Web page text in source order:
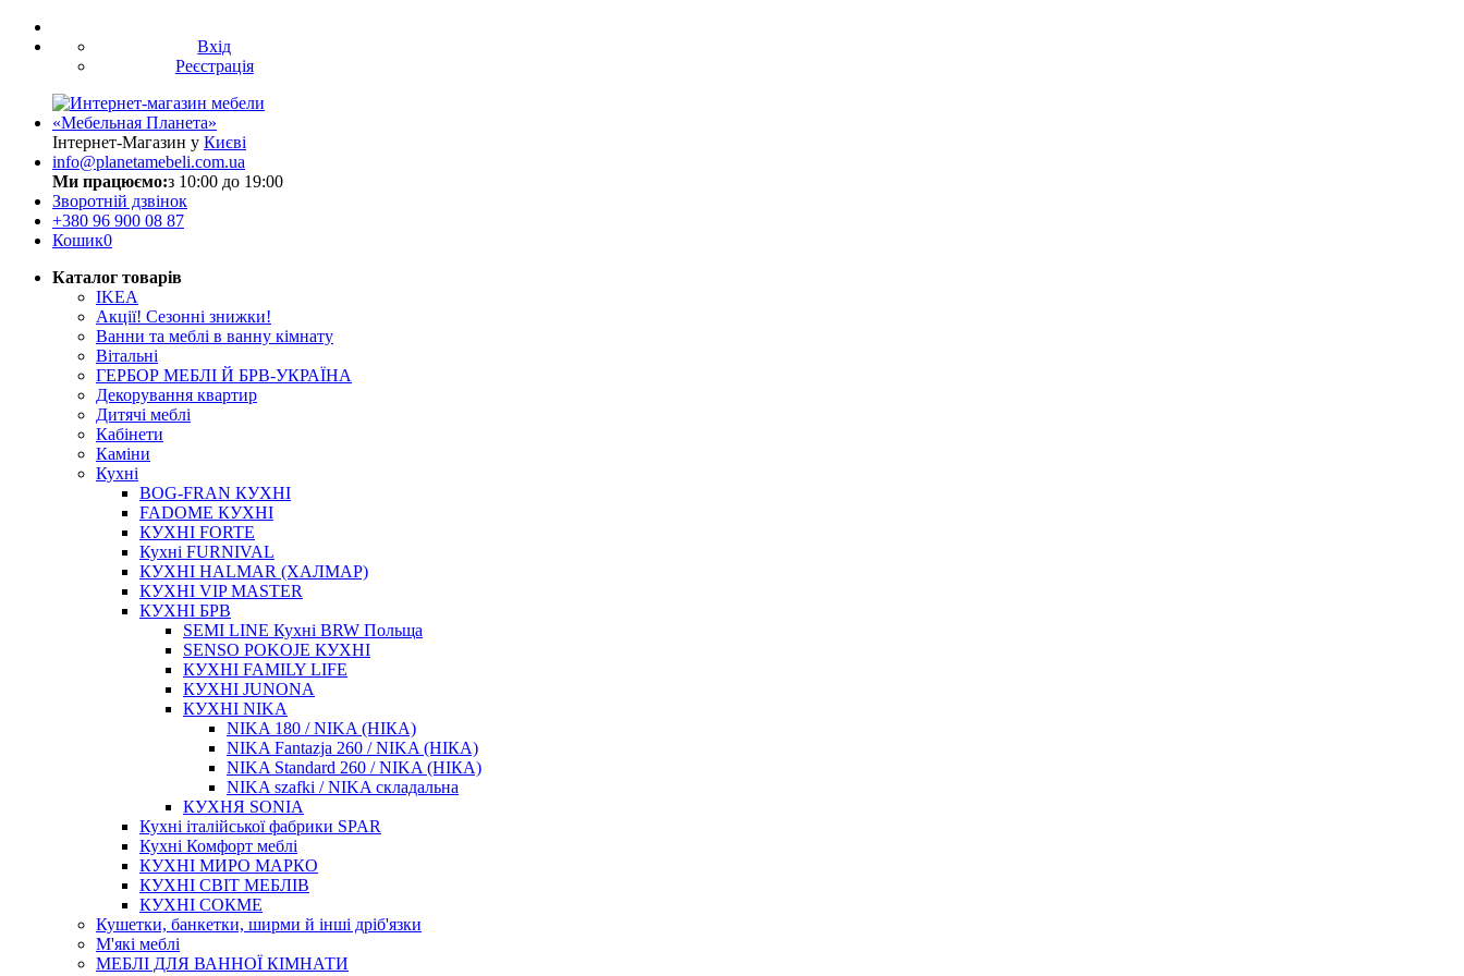
Вхід
Реєстрація
Інтернет-Магазин у Києві
info@planetamebeli.com.ua
Ми працюємо:з 10:00 до 19:00
Зворотній дзвінок
+380 96 900 08 87
Кошик0
Каталог товарів
IKEA
Акції! Сезонні знижки!
Ванни та меблі в ванну кімнату
Вітальні
ГЕРБОР МЕБЛІ Й БРВ-УКРАЇНА
Декорування квартир
Дитячі меблі
Кабінети
Каміни
Кухні
BOG-FRAN КУХНІ
FADOME КУХНІ
КУХНІ FORTE
Кухні FURNIVAL
КУХНІ HALMAR (ХАЛМАР)
КУХНІ VIP MASTER
КУХНІ БРВ
SEMI LINE Кухні BRW Польща
SENSO POKOJE КУХНІ
КУХНІ FAMILY LIFE
КУХНІ JUNONA
КУХНІ NIKA
NIKA 180 / NIKA (НІКА)
NIKA Fantazja 260 / NIKA (НІКА)
NIKA Standard 260 / NIKA (НІКА)
NIKA szafki / NIKA складальна
КУХНЯ SONIA
Кухні італійської фабрики SPAR
Кухні Комфорт меблі
КУХНІ МИРО МАРКО
КУХНІ СВІТ МЕБЛІВ
КУХНІ СОКМЕ
Кушетки, банкетки, ширми й інші дріб'язки
М'які меблі
МЕБЛІ ДЛЯ ВАННОЇ КІМНАТИ